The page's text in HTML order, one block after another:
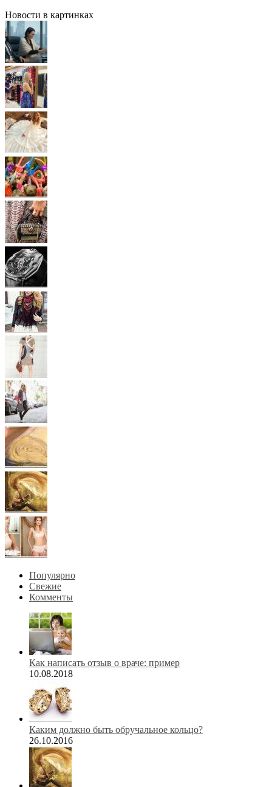
Новости в картинках
Популярно
Свежие
Комменты
Как написать отзыв о враче: пример
10.08.2018
Каким должно быть обручальное кольцо?
26.10.2016